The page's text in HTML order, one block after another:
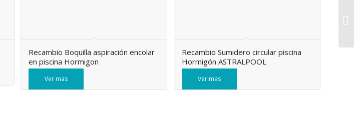
Recambio Boquilla aspiración encolar
en piscina Hormigon
Ver mas
Recambio Sumidero circular piscina
Hormigón ASTRALPOOL
Ver mas